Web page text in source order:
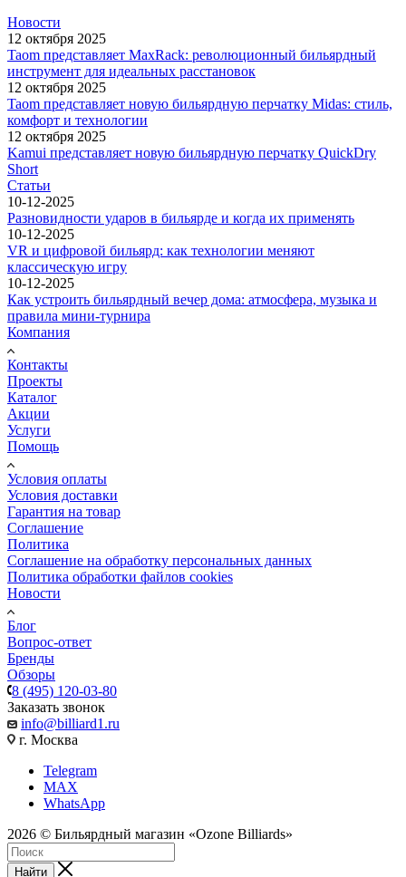
Новости
12 октября 2025
Taom представляет MaxRack: революционный бильярдный
инструмент для идеальных расстановок
12 октября 2025
Taom представляет новую бильярдную перчатку Midas: стиль,
комфорт и технологии
12 октября 2025
Kamui представляет новую бильярдную перчатку QuickDry
Short
Статьи
10-12-2025
Разновидности ударов в бильярде и когда их применять
10-12-2025
VR и цифровой бильярд: как технологии меняют
классическую игру
10-12-2025
Как устроить бильярдный вечер дома: атмосфера, музыка и
правила мини-турнира
Компания
Контакты
Проекты
Каталог
Акции
Услуги
Помощь
Условия оплаты
Условия доставки
Гарантия на товар
Соглашение
Политика
Соглашение на обработку персональных данных
Политика обработки файлов cookies
Новости
Блог
Вопрос-ответ
Бренды
Обзоры
8 (495) 120-03-80
Заказать звонок
info@billiard1.ru
г. Москва
Telegram
MAX
WhatsApp
2026 © Бильярдный магазин «Ozone Billiards»
Найти